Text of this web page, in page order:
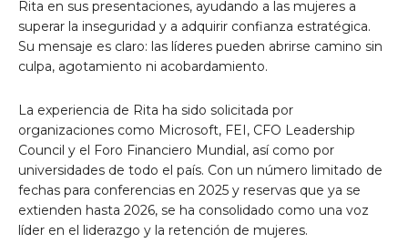
Rita en sus presentaciones, ayudando a las mujeres a
superar la inseguridad y a adquirir confianza estratégica.
Su mensaje es claro: las líderes pueden abrirse camino sin
culpa, agotamiento ni acobardamiento.
La experiencia de Rita ha sido solicitada por
organizaciones como Microsoft, FEI, CFO Leadership
Council y el Foro Financiero Mundial, así como por
universidades de todo el país. Con un número limitado de
fechas para conferencias en 2025 y reservas que ya se
extienden hasta 2026, se ha consolidado como una voz
líder en el liderazgo y la retención de mujeres.